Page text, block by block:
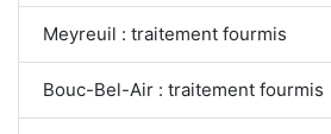
Meyreuil : traitement fourmis
Bouc-Bel-Air : traitement fourmis